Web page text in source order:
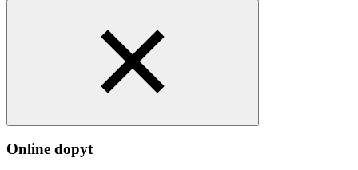
Online dopyt